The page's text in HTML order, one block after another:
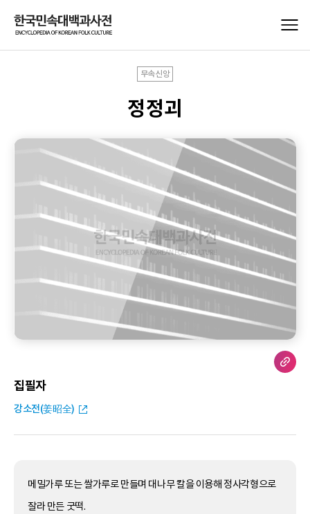
무속신앙
정정괴
집필자
강소전(姜昭全)
메밀가루 또는 쌀가루로 만들며 대나무 칼을 이용해 정사각형으로
잘라 만든 굿떡.